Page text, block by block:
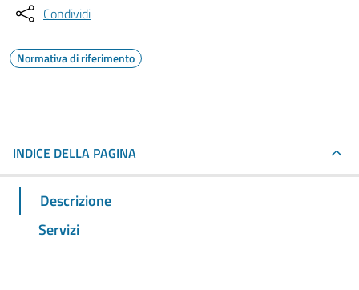
Condividi
Normativa di riferimento
INDICE DELLA PAGINA
Descrizione
Servizi